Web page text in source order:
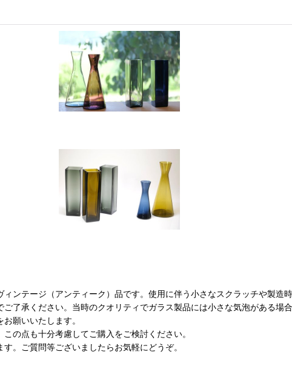
ンテージ（アンティーク）品です。使用に伴う小さなスクラッチや製造
了承ください。当時のクオリティでガラス製品には小さな気泡がある場合
願いいたします。
の点も十分考慮してご購入をご検討ください。
。ご質問等ございましたらお気軽にどうぞ。